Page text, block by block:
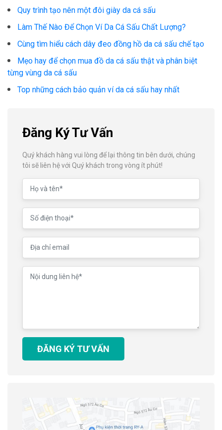
Quy trình tạo nên một đôi giày da cá sấu
Làm Thế Nào Để Chọn Ví Da Cá Sấu Chất Lượng?
Cùng tìm hiểu cách dây đeo đồng hồ da cá sấu chế tạo
Mẹo hay để chọn mua đồ da cá sấu thật và phân biệt
từng vùng da cá sấu
Top những cách bảo quản ví da cá sấu hay nhất
Đăng Ký Tư Vấn
Quý khách hàng vui lòng để lại thông tin bên dưới, chúng
tôi sẽ liên hệ với Quý khách trong vòng ít phút!
ĐĂNG KÝ TƯ VẤN